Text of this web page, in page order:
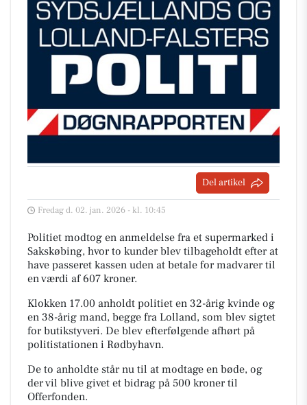
Del artikel
Fredag d. 02. jan. 2026 - kl. 10:45
Politiet modtog en anmeldelse fra et supermarked i
Sakskøbing, hvor to kunder blev tilbageholdt efter at
have passeret kassen uden at betale for madvarer til
en værdi af 607 kroner.
Klokken 17.00 anholdt politiet en 32-årig kvinde og
en 38-årig mand, begge fra Lolland, som blev sigtet
for butikstyveri. De blev efterfølgende afhørt på
politistationen i Rødbyhavn.
De to anholdte står nu til at modtage en bøde, og
der vil blive givet et bidrag på 500 kroner til
Offerfonden.